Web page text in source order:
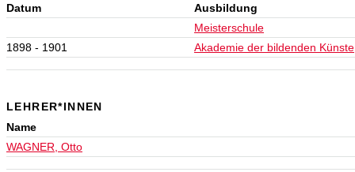
Datum
Ausbildung
Meisterschule
1898 - 1901
Akademie der bildenden
LEHRER*INNEN
Name
WAGNER, Otto